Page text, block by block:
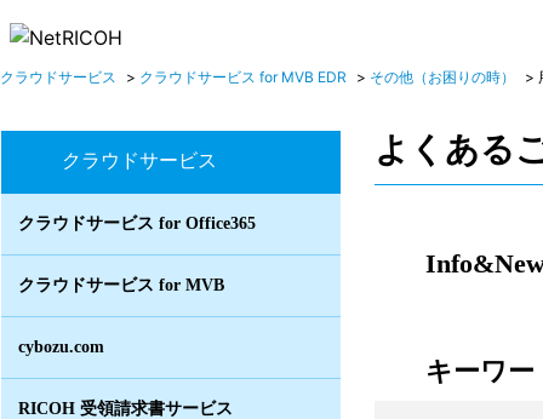
クラウドサービス > クラウドサービス for MVB EDR > その他（お困りの時） >
クラウドサービス
クラウドサービス for Office365
クラウドサービス for MVB
cybozu.com
RICOH 受領請求書サービス
よくある
キーワー